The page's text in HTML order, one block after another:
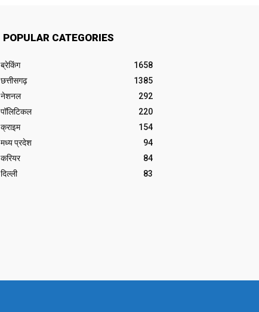
POPULAR CATEGORIES
ब्रेकिंग
1658
छत्तीसगढ़
1385
नेशनल
292
पॉलिटिकल
220
क्राइम
154
मध्य प्रदेश
94
करियर
84
दिल्ली
83